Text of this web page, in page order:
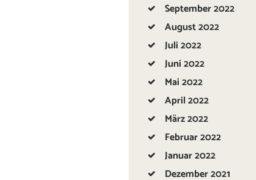
September2022
August2022
Juli2022
Juni2022
Mai2022
April2022
März2022
Februar2022
Januar2022
Dezember2021